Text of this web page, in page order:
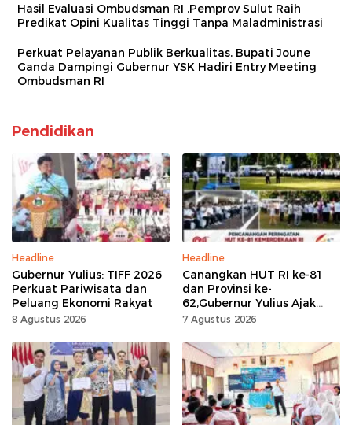
Hasil Evaluasi Ombudsman RI ,Pemprov Sulut Raih
Predikat Opini Kualitas Tinggi Tanpa Maladministrasi
Perkuat Pelayanan Publik Berkualitas, Bupati Joune
Ganda Dampingi Gubernur YSK Hadiri Entry Meeting
Ombudsman RI
Pendidikan
Headline
Gubernur Yulius: TIFF 2026
Perkuat Pariwisata dan
Peluang Ekonomi Rakyat
8 Agustus 2026
Headline
Canangkan HUT RI ke-81
dan Provinsi ke-
62,Gubernur Yulius Ajak
Seluruh Masyarakat
Kemerdekaan Momentum
Kerja Keras
7 Agustus 2026